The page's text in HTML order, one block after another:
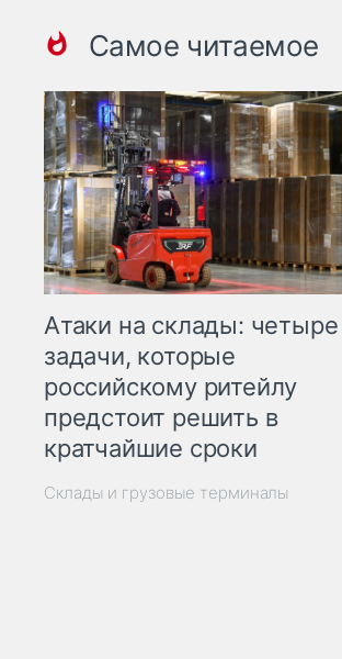
Самое читаемое
Атаки на склады: четыре
задачи, которые
российскому ритейлу
предстоит решить в
кратчайшие сроки
Склады и грузовые терминалы